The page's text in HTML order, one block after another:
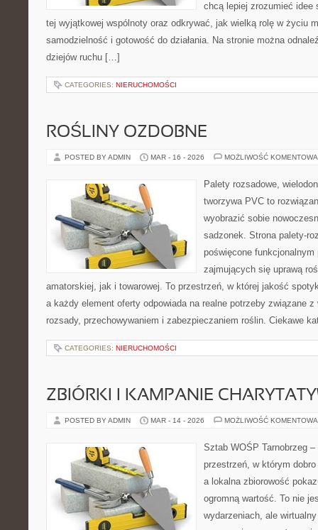
chcą lepiej zrozumieć idee
tej wyjątkowej wspólnoty oraz odkrywać, jak wielką rolę w życiu
samodzielność i gotowość do działania. Na stronie można
dziejów ruchu […]
CATEGORIES: NIERUCHOMOŚCI
ROŚLINY OZDOBNE
POSTED BY ADMIN MAR - 16 - 2026 MOŻLIWOŚĆ
Palety rozsadowe,
tworzywa PVC to
wyobrazić sobie
sadzonek. Strona palety-
poświęcone funkcjonalnym
zajmujących się uprawą
amatorskiej, jak i towarowej. To przestrzeń, w której jakość
a każdy element oferty odpowiada na realne potrzeby związane
rozsady, przechowywaniem i zabezpieczaniem roślin. Ciekawe
CATEGORIES: NIERUCHOMOŚCI
ZBIÓRKI I KAMPANIE
POSTED BY ADMIN MAR - 14 - 2026 MOŻLIWOŚĆ
Sztab WOŚP Tarnobrzeg
przestrzeń, w którym
a lokalna zbiorowość
ogromną wartość. To nie
wydarzeniach, ale